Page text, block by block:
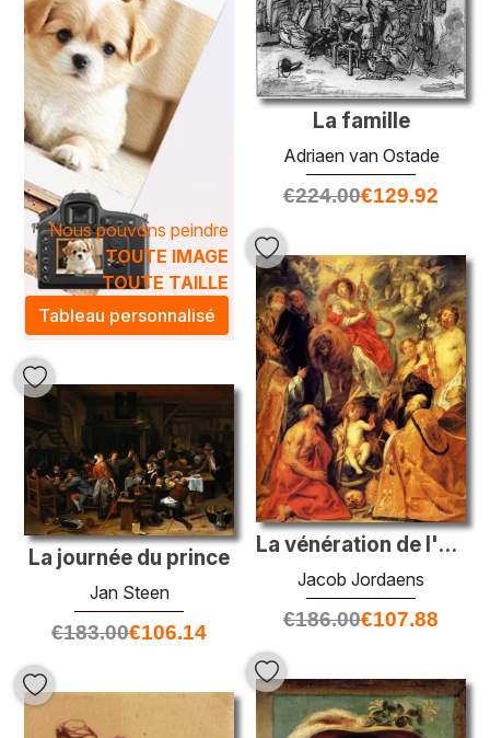
Nous pouvons peindre
TOUTE IMAGE
TOUTE TAILLE
Tableau personnalisé
La famille
Adriaen van Ostade
€224.00€129.92
La vénération de l'Eucharistie
Jacob Jordaens
€186.00€107.88
La journée du prince
Jan Steen
€183.00€106.14